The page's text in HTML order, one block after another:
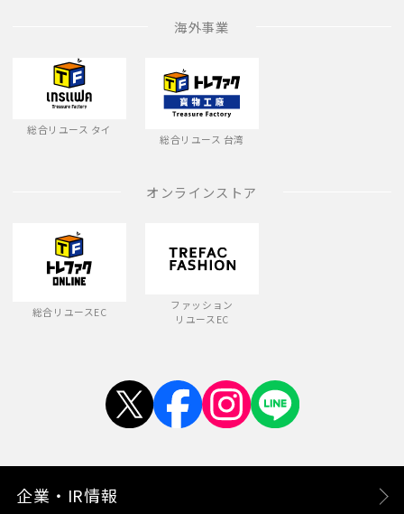
海外事業
総合リユース タイ
総合リユース 台湾
オンラインストア
総合リユースEC
ファッション
リユースEC
企業・IR情報